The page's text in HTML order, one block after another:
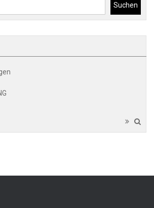
Suchen